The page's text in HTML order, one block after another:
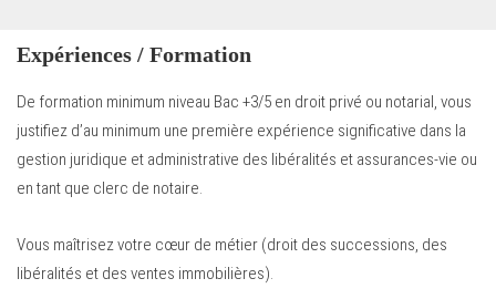
Expériences / Formation
De formation minimum niveau Bac +3/5 en droit privé ou notarial, vous
justifiez d’au minimum une première expérience significative dans la
gestion juridique et administrative des libéralités et assurances-vie ou
en tant que clerc de notaire.
Vous maîtrisez votre cœur de métier (droit des successions, des
libéralités et des ventes immobilières).